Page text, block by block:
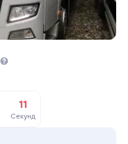
11
Секунд